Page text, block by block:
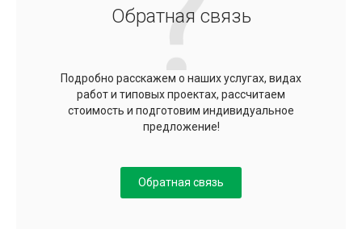
Обратная связь
Подробно расскажем о наших услугах, видах
работ и типовых проектах, рассчитаем
стоимость и подготовим индивидуальное
предложение!
Обратная связь